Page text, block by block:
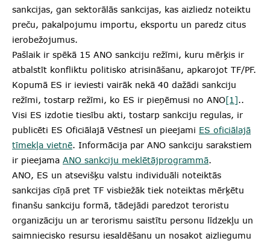
sankcijas, gan sektorālās sankcijas, kas aizliedz noteiktu
preču, pakalpojumu importu, eksportu un paredz citus
ierobežojumus.
Pašlaik ir spēkā 15 ANO sankciju režīmi, kuru mērķis ir
atbalstīt konfliktu politisko atrisināšanu, apkarojot TF/PF.
Kopumā ES ir ieviesti vairāk nekā 40 dažādi sankciju
režīmi, tostarp režīmi, ko ES ir pieņēmusi no ANO[1]..
Visi ES izdotie tiesību akti, tostarp sankciju regulas, ir
publicēti ES Oficiālajā Vēstnesī un pieejami ES oficiālajā
tīmekļa vietnē. Informācija par ANO sankciju sarakstiem
ir pieejama ANO sankciju meklētājprogrammā.
ANO, ES un atsevišķu valstu individuāli noteiktās
sankcijas cīņā pret TF visbiežāk tiek noteiktas mērķētu
finanšu sankciju formā, tādejādi paredzot teroristu
organizāciju un ar terorismu saistītu personu līdzekļu un
saimniecisko resursu iesaldēšanu un nosakot aizliegumu